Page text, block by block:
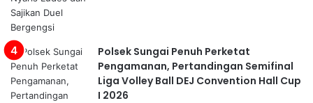
Polsek Sungai Penuh Perketat
Pengamanan, Pertandingan Semifinal
Liga Volley Ball DEJ Convention Hall Cup
I 2026